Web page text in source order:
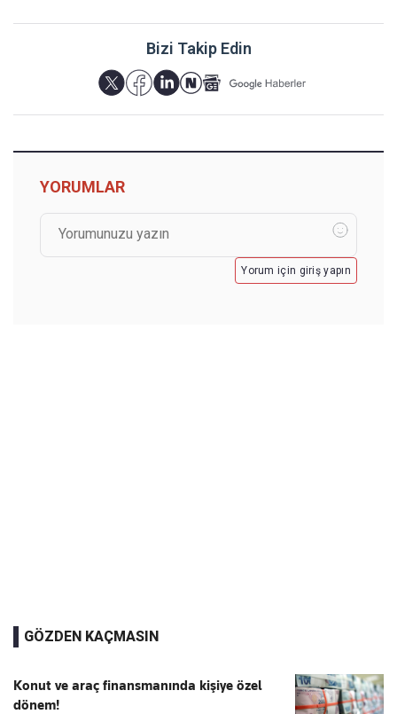
Bizi Takip Edin
YORUMLAR
Yorum için giriş yapın
GÖZDEN KAÇMASIN
Konut ve araç finansmanında kişiye özel
dönem!